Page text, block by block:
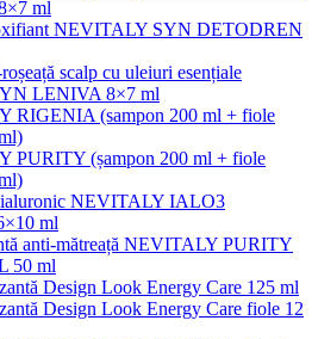
ml
NEVITALY SYN DETODREN
scalp cu uleiuri esențiale
LENIVA 8×7 ml
RIGENIA (sampon 200 ml + fiole
PURITY (șampon 200 ml + fiole
NEVITALY IALO3
ml
anti-mătreață NEVITALY PURITY
50 ml
Design Look Energy Care 125 ml
Design Look Energy Care fiole 12